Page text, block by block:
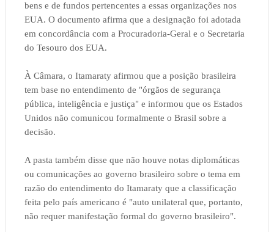
bens e de fundos pertencentes a essas organizações nos
EUA. O documento afirma que a designação foi adotada
em concordância com a Procuradoria-Geral e o Secretaria
do Tesouro dos EUA.
À Câmara, o Itamaraty afirmou que a posição brasileira
tem base no entendimento de "órgãos de segurança
pública, inteligência e justiça" e informou que os Estados
Unidos não comunicou formalmente o Brasil sobre a
decisão.
A pasta também disse que não houve notas diplomáticas
ou comunicações ao governo brasileiro sobre o tema em
razão do entendimento do Itamaraty que a classificação
feita pelo país americano é "auto unilateral que, portanto,
não requer manifestação formal do governo brasileiro".